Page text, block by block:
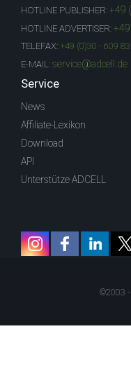
HOTLINE PUBLISHER: +49
HOTLINE ADVERTISER:
TELEFAX: +49 (0)30 - 609
E-MAIL: service@adcell.de
Service
News
Affiliate-Lexikon
Download
API
Unterstütze ADCELL
©2003 -